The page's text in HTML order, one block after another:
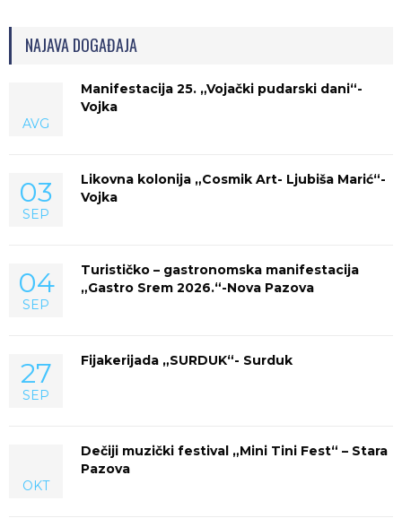
NAJAVA DOGAĐAJA
AVG
Manifestacija 25. „Vojački pudarski dani“-
Vojka
03
SEP
Likovna kolonija „Cosmik Art- Ljubiša Marić“-
Vojka
04
SEP
Turističko – gastronomska manifestacija
„Gastro Srem 2026.“-Nova Pazova
27
SEP
Fijakerijada „SURDUK“- Surduk
OKT
Dečiji muzički festival „Mini Tini Fest“ – Stara
Pazova